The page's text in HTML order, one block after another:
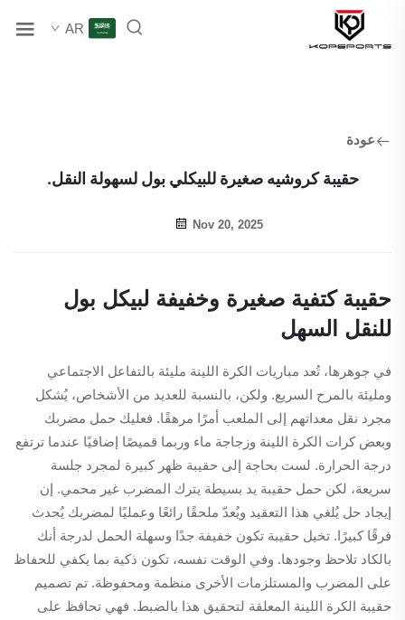
AR
عودة
حقيبة كروشيه صغيرة للبيكلي بول لسهولة النقل.
Nov 20, 2025
حقيبة كتفية صغيرة وخفيفة لبيكل بول
للنقل السهل
في جوهرها، تُعد مباريات الكرة اللينة مليئة بالتفاعل الاجتماعي
ومليئة بالمرح السريع. ولكن، بالنسبة للعديد من الأشخاص، يُشكل
مجرد نقل معداتهم إلى الملعب أمرًا مرهقًا. فعليك حمل مضربك
وبعض كرات الكرة اللينة وزجاجة ماء وربما قميصًا إضافيًا عندما ترتفع
درجة الحرارة. لست بحاجة إلى حقيبة ظهر كبيرة لمجرد جلسة
سريعة، لكن حمل حقيبة يد بسيطة يترك المضرب غير محمي. إن
إيجاد حل يُلغي هذا التعقيد ويُعدّ ملحقًا رائعًا وعمليًا لمضربك يُحدث
فرقًا كبيرًا. تخيل حقيبة تكون خفيفة جدًا وسهلة الحمل لدرجة أنك
بالكاد تلاحظ وجودها. وفي الوقت نفسه، تكون ذكية بما يكفي للحفاظ
على المضرب والمستلزمات الأخرى منظمة ومحفوظة. تم تصميم
حقيبة الكرة اللينة المعلقة لتحقيق هذا بالضبط. فهي تحافظ على